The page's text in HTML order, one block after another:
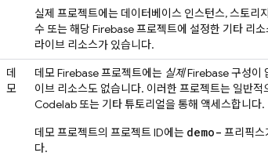
실제 프로젝트에는 데이터베이스 인스턴스, 스토리
수 또는 해당 Firebase 프로젝트에 설정한 기타 리
라이브 리소스가 있습니다.
데
모
데모 Firebase 프로젝트에는 실제Firebase 구성이
이브 리소스도 없습니다. 이러한 프로젝트는 일반적
Codelab 또는 기타 튜토리얼을 통해 액세스합니다.
데모 프로젝트의 프로젝트 ID에는 demo- 프리픽스
다.